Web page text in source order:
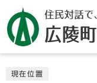
現在位置